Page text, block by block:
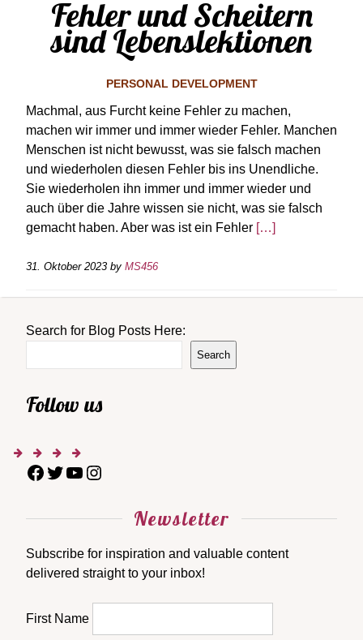
Fehler und Scheitern
sind Lebenslektionen
PERSONAL DEVELOPMENT
Machmal, aus Furcht keine Fehler zu machen,
machen wir immer und immer wieder Fehler. Manchen
Menschen ist nicht bewusst, was sie falsch machen
und wiederholen diesen Fehler bis ins Unendliche.
Sie wiederholen ihn immer und immer wieder und
auch über die Jahre wissen sie nicht, was sie falsch
gemacht haben. Aber was ist ein Fehler […]
31. Oktober 2023 by MS456
Search for Blog Posts Here:
Search
Follow us
Newsletter
Subscribe for inspiration and valuable content
delivered straight to your inbox!
First Name